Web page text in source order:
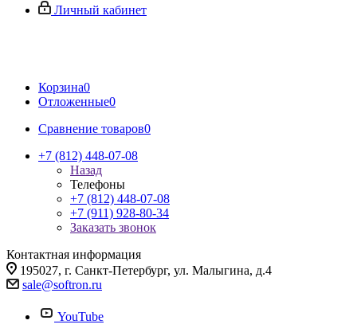
Личный кабинет
Корзина0
Отложенные0
Сравнение товаров0
+7 (812) 448-07-08
Назад
Телефоны
+7 (812) 448-07-08
+7 (911) 928-80-34
Заказать звонок
Контактная информация
195027, г. Санкт-Петербург, ул. Малыгина, д.4
sale@softron.ru
YouTube